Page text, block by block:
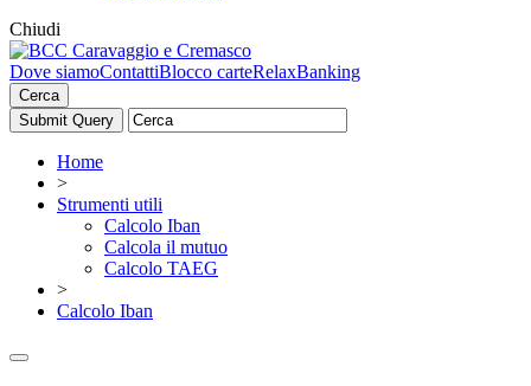
Chiudi
Dove siamoContattiBlocco carteRelaxBanking
Cerca
Home
>
Strumenti utili
Calcolo Iban
Calcola il mutuo
Calcolo TAEG
>
Calcolo Iban